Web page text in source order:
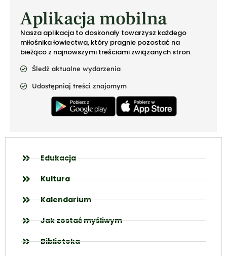
Aplikacja mobilna
Nasza aplikacja to doskonały towarzysz każdego
miłośnika łowiectwa, który pragnie pozostać na
bieżąco z najnowszymi treściami związanych stron.
Śledź aktualne wydarzenia
Udostępniaj treści znajomym
Edukacja
Kultura
Kalendarium
Jak zostać myśliwym
Biblioteka